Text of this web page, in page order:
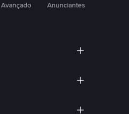
Avançado Anunciantes